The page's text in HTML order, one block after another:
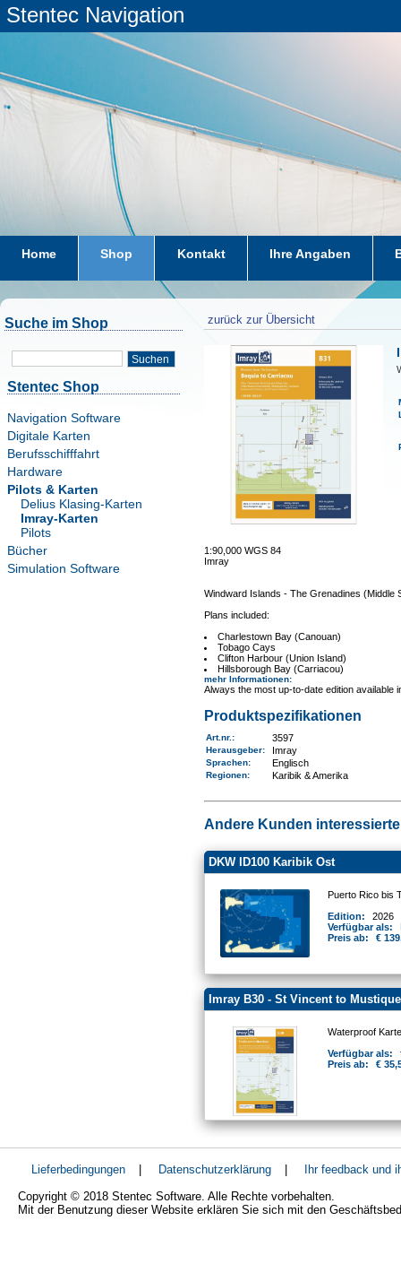
Stentec Navigation
Home Shop Kontakt Ihre Angaben
Suche im Shop
Suchen
Stentec Shop
Navigation Software
Digitale Karten
Berufsschifffahrt
Hardware
Pilots & Karten
Delius Klasing-Karten
Imray-Karten
Pilots
Bücher
Simulation Software
zurück zur Übersicht
1:90,000 WGS 84
Imray
Windward Islands - The Grenadines (Middle
Plans included:
Charlestown Bay (Canouan)
Tobago Cays
Clifton Harbour (Union Island)
Hillsborough Bay (Carriacou)
mehr Informationen:
Always the most up-to-date edition
Produktspezifikationen
Art.nr. : 3597
Herausgeber: Imray
Sprachen: Englisch
Regionen: Karibik & Amerika
Andere Kunden
DKW ID100 Karibik Ost
Puerto Rico bis
Edition:
2026
Verfügbar als:
Preis ab:
€
Imray B30 - St Vincent to Mustique
Waterproof
Verfügbar als:
Preis ab:
€
Lieferbedingungen | Datenschutzerklärung |
Ihr feedback und
Copyright © 2018 Stentec Software. Alle Rechte vorbehalten.
Mit der Benutzung dieser Website erklären Sie sich mit den